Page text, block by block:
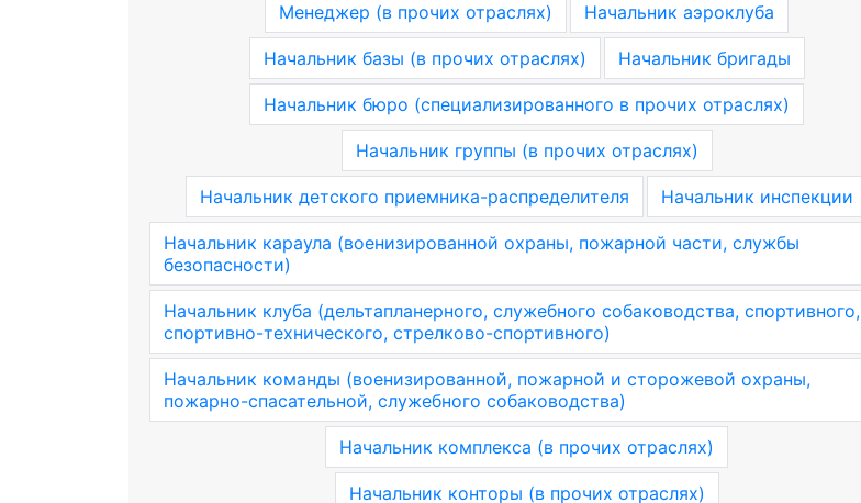
Менеджер (в прочих отраслях) Начальник аэроклуба
Начальник базы (в прочих отраслях) Начальник бригады
Начальник бюро (специализированного в прочих отраслях)
Начальник группы (в прочих отраслях)
Начальник детского приемника-распределителя Начальник инспекции
Начальник караула (военизированной охраны, пожарной части, службы
безопасности)
Начальник клуба (дельтапланерного, служебного собаководства, спортивного,
спортивно-технического, стрелково-спортивного)
Начальник команды (военизированной, пожарной и сторожевой охраны,
пожарно-спасательной, служебного собаководства)
Начальник комплекса (в прочих отраслях)
Начальник конторы (в прочих отраслях)